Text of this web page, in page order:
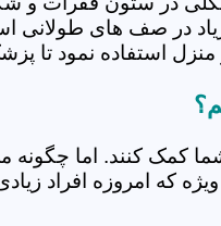
در صف های
استفاده نمود تا
کمک کنند. اما
که امروزه افراد